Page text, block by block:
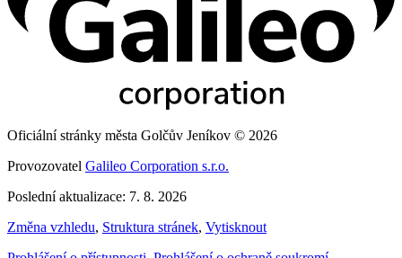
Oficiální stránky města Golčův Jeníkov © 2026
Provozovatel Galileo Corporation s.r.o.
Poslední aktualizace: 7. 8. 2026
Změna vzhledu, Struktura stránek, Vytisknout